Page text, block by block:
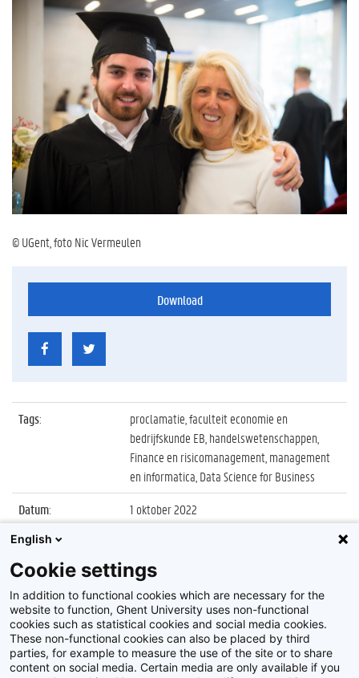
© UGent, foto Nic Vermeulen
Download
Tags:
proclamatie, faculteit economie en
bedrijfskunde EB, handelswetenschappen,
Finance en risicomanagement, management
en informatica, Data Science for Business
Datum:
1 oktober 2022
Identificatienummer
Album:
Proclamatie 2021/2022 faculteit Economie en
Bedrijfskunde 17u30
English
Cookie settings
In addition to functional cookies which are necessary for the
website to function, Ghent University uses non-functional
cookies such as statistical cookies and social media cookies.
These non-functional cookies can also be placed by third
parties, for example to measure the use of the site or to share
content on social media. Certain media are only available if you